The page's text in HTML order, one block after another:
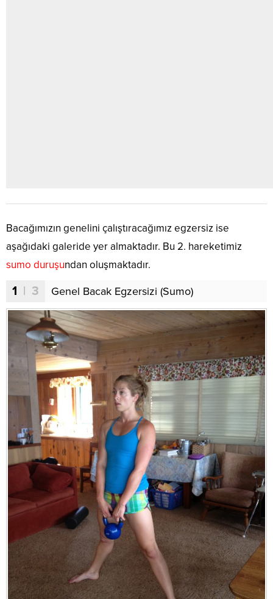
Bacağımızın genelini çalıştıracağımız egzersiz ise
aşağıdaki galeride yer almaktadır. Bu 2. hareketimiz
sumo duruşundan oluşmaktadır.
1 | 3 Genel Bacak Egzersizi (Sumo)